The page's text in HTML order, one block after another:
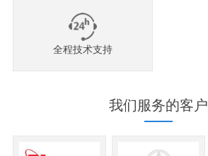
全程技术支持
我们服务的客户